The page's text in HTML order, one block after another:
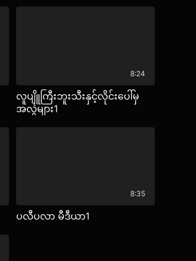
8:24
လူပျိူကြီးဘူးသီးနှင့်လိုင်းပေါ်မှ
အလွဲများ1
8:35
ပလီပလာ မီဒီယာ1